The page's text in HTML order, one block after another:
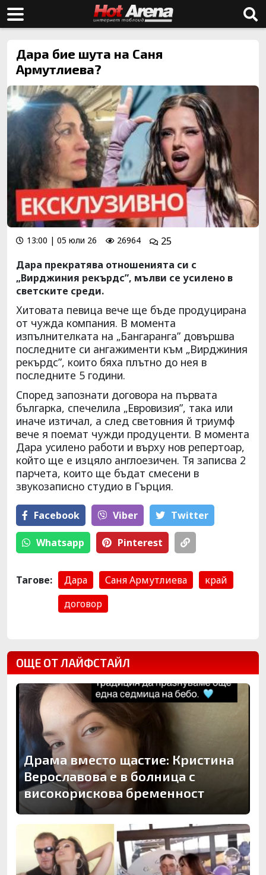
Дара бие шута на Саня
Армутлиева?
13:00 | 05 юли 26 26964
25
Дара прекратява отношенията си с
„Вирджиния рекърдс”, мълви се усилено в
светските среди.
Хитовата певица вече ще бъде продуцирана
от чужда компания. В момента
изпълнителката на „Бангаранга” довършва
последните си ангажименти към „Вирджиния
рекърдс”, които бяха плътно до нея в
последните 5 години.
Според запознати договора на първата
българка, спечелила „Евровизия”, така или
иначе изтичал, а след световния й триумф
вече я поемат чужди продуценти. В момента
Дара усилено работи и върху нов репертоар,
който ще е изцяло англоезичен. Тя записва 2
парчета, които ще бъдат смесени в
звукозаписно студио в Гърция.
Facebook Viber Тwitter
Whatsapp Pinterest
Тагове: Дара Саня Армутлиева
край
договор
ОЩЕ ОТ ЛАЙФСТАЙЛ
Драма вместо щастие: Кристина
Верославова е в болница с
високорискова бременност